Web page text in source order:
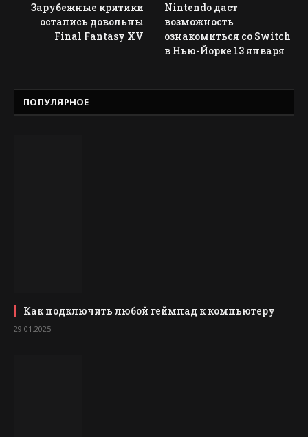
Зарубежные критики
остались довольны
Final Fantasy XV
Nintendo даст
возможность
ознакомиться со Switch
в Нью-Йорке 13 января
ПОПУЛЯРНОЕ
Как подключить любой геймпад к компьютеру
29.01.2025